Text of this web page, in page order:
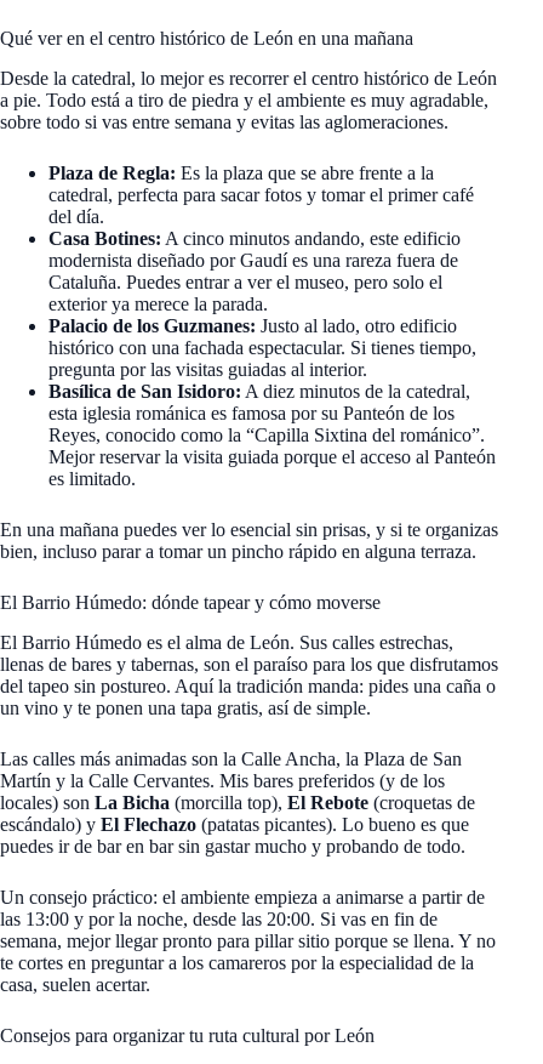
Qué ver en el centro histórico de León en una mañana
Desde la catedral, lo mejor es recorrer el centro histórico de León
a pie. Todo está a tiro de piedra y el ambiente es muy agradable,
sobre todo si vas entre semana y evitas las aglomeraciones.
Plaza de Regla: Es la plaza que se abre frente a la
catedral, perfecta para sacar fotos y tomar el primer café
del día.
Casa Botines: A cinco minutos andando, este edificio
modernista diseñado por Gaudí es una rareza fuera de
Cataluña. Puedes entrar a ver el museo, pero solo el
exterior ya merece la parada.
Palacio de los Guzmanes: Justo al lado, otro edificio
histórico con una fachada espectacular. Si tienes tiempo,
pregunta por las visitas guiadas al interior.
Basílica de San Isidoro: A diez minutos de la catedral,
esta iglesia románica es famosa por su Panteón de los
Reyes, conocido como la “Capilla Sixtina del románico”.
Mejor reservar la visita guiada porque el acceso al Panteón
es limitado.
En una mañana puedes ver lo esencial sin prisas, y si te organizas
bien, incluso parar a tomar un pincho rápido en alguna terraza.
El Barrio Húmedo: dónde tapear y cómo moverse
El Barrio Húmedo es el alma de León. Sus calles estrechas,
llenas de bares y tabernas, son el paraíso para los que disfrutamos
del tapeo sin postureo. Aquí la tradición manda: pides una caña o
un vino y te ponen una tapa gratis, así de simple.
Las calles más animadas son la Calle Ancha, la Plaza de San
Martín y la Calle Cervantes. Mis bares preferidos (y de los
locales) son La Bicha (morcilla top), El Rebote (croquetas de
escándalo) y El Flechazo (patatas picantes). Lo bueno es que
puedes ir de bar en bar sin gastar mucho y probando de todo.
Un consejo práctico: el ambiente empieza a animarse a partir de
las 13:00 y por la noche, desde las 20:00. Si vas en fin de
semana, mejor llegar pronto para pillar sitio porque se llena. Y no
te cortes en preguntar a los camareros por la especialidad de la
casa, suelen acertar.
Consejos para organizar tu ruta cultural por León